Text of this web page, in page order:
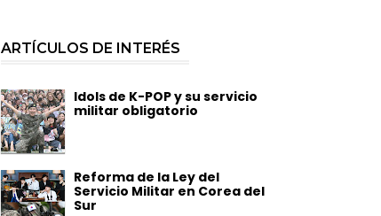
ARTÍCULOS DE INTERÉS
Idols de K-POP y su servicio
militar obligatorio
Reforma de la Ley del
Servicio Militar en Corea del
Sur